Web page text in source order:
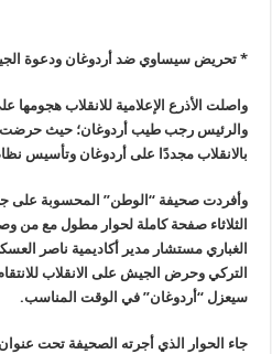
* تحريض سيساوي ضد أردوغان ودعوة
واصلت الأذرع الإعلامية للانقلاب هجومها
والرئيس رجب طيب أردوغان؛ حيث حرضت
بالانقلاب مجددًا على أردوغان وتأسيس
وأفردت صحيفة “الوطن” المحسوبة على
الثلاثاء صفحة كاملة لحوار مطول مع من
الغباري مستشار مدير أكاديمية ناصر
التركي وحرض الجيش على الانقلاب
سيعزل “أردوغان” في الوقت المناسب.
جاء الحوار الذي أجرته الصحيفة تحت